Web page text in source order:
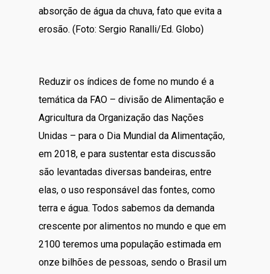
absorção de água da chuva, fato que evita a
erosão. (Foto: Sergio Ranalli/Ed. Globo)
Reduzir os índices de fome no mundo é a
temática da FAO – divisão de Alimentação e
Agricultura da Organização das Nações
Unidas – para o Dia Mundial da Alimentação,
em 2018, e para sustentar esta discussão
são levantadas diversas bandeiras, entre
elas, o uso responsável das fontes, como
terra e água. Todos sabemos da demanda
crescente por alimentos no mundo e que em
2100 teremos uma população estimada em
onze bilhões de pessoas, sendo o Brasil um